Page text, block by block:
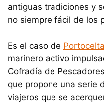
antiguas tradiciones y
no siempre fácil de los
Es el caso de Portocelta
marinero activo
Cofradía de
que propone una serie
viajeros que se